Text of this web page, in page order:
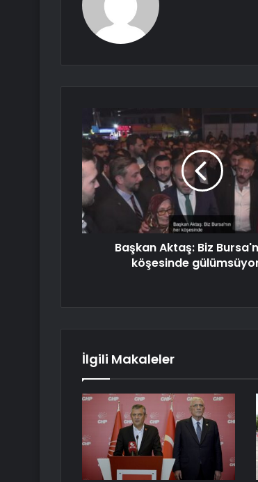
Başkan Aktaş: Biz
köşesinde
İlgili Makaleler